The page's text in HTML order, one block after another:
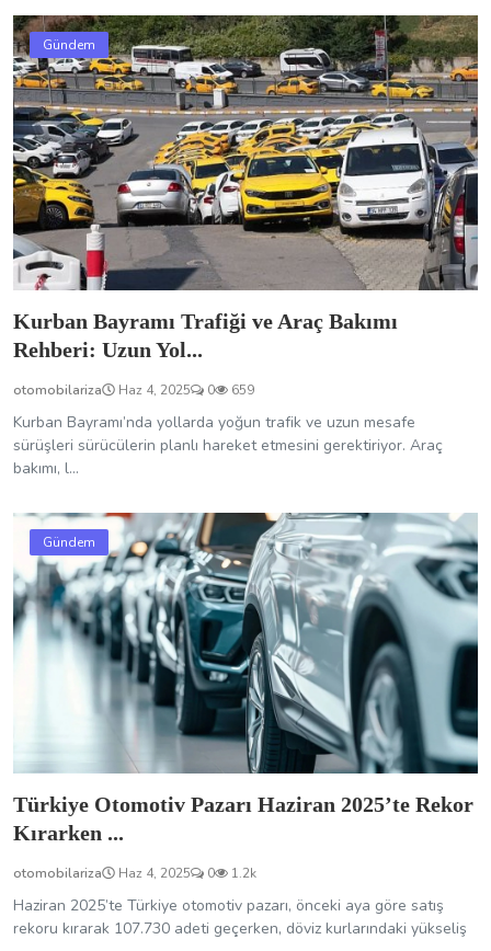
Gündem
Kurban Bayramı Trafiği ve Araç Bakımı
Rehberi: Uzun Yol...
otomobilariza Haz 4, 2025 0 659
Kurban Bayramı’nda yollarda yoğun trafik ve uzun mesafe
sürüşleri sürücülerin planlı hareket etmesini gerektiriyor. Araç
bakımı, l...
Gündem
Türkiye Otomotiv Pazarı Haziran 2025’te Rekor
Kırarken ...
otomobilariza Haz 4, 2025 0 1.2k
Haziran 2025’te Türkiye otomotiv pazarı, önceki aya göre satış
rekoru kırarak 107.730 adeti geçerken, döviz kurlarındaki yükseliş